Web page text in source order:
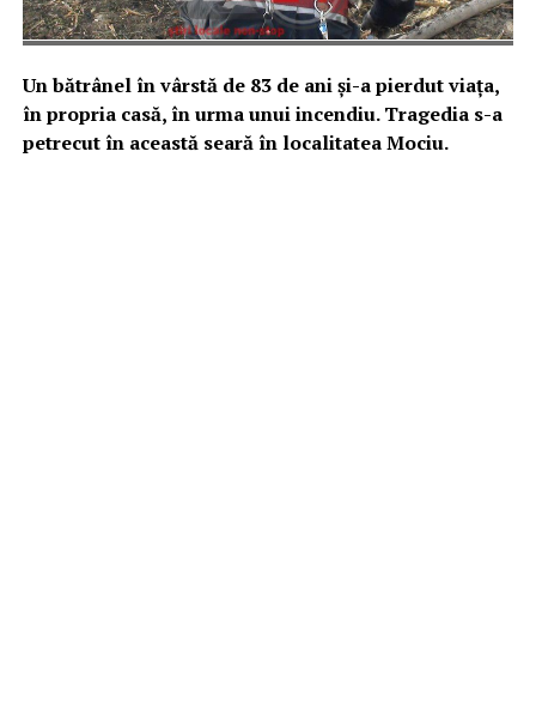
Un bătrânel în vârstă de 83 de ani și-a pierdut viața,
în propria casă, în urma unui incendiu. Tragedia s-a
petrecut în această seară în localitatea Mociu.